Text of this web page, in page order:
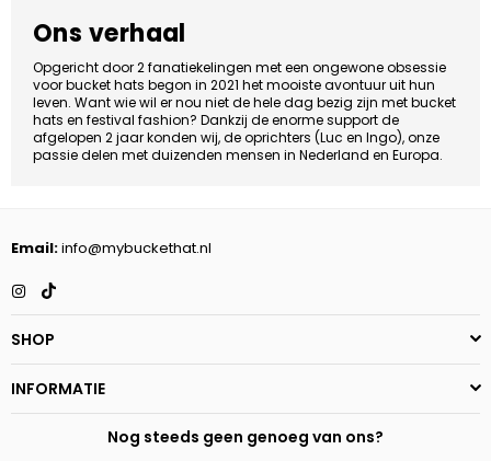
Ons verhaal
Opgericht door 2 fanatiekelingen met een ongewone obsessie
voor bucket hats begon in 2021 het mooiste avontuur uit hun
leven. Want wie wil er nou niet de hele dag bezig zijn met bucket
hats en festival fashion? Dankzij de enorme support de
afgelopen 2 jaar konden wij, de oprichters (Luc en Ingo), onze
passie delen met duizenden mensen in Nederland en Europa.
Email:info@mybuckethat.nl
Instagram
SHOP
INFORMATIE
Nog steeds geen genoeg van ons?